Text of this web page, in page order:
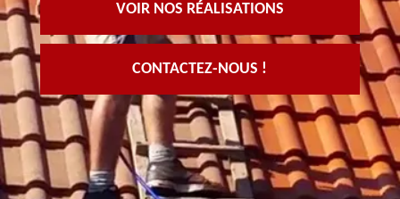
VOIR NOS RÉALISATIONS
CONTACTEZ-NOUS !